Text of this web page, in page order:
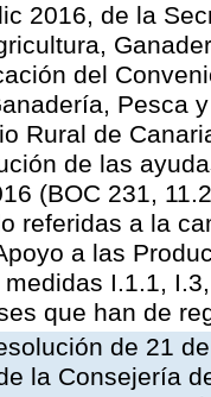
2016, de la
del
Pesca
Rural de
de las
(BOC 231,
referidas a la
a las
I.1.1,
que han de
de 21
la Consejería